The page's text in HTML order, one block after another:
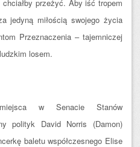
przeżyć. Aby iść tropem
jedyną miłością swojego życia
Przeznaczenia – tajemniczej
losem.
w Senacie Stanów
polityk David Norris (Damon)
baletu współczesnego Elise